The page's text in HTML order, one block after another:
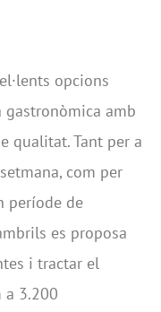
opcions
gastronòmica amb
qualitat. Tant per a
com per
període de
es proposa
i tractar el
a 3.200